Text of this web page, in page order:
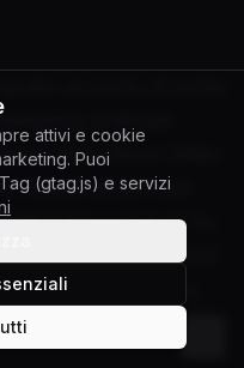
artificiale
della Silicon Valley
modelli sempre più
di Moonshot AI ha
open-weights può
e Claude 4.5 Opus,
superiori in
navigazione web e lo
Chiara
attivi e cookie
Puoi
(gtag.js) e servizi